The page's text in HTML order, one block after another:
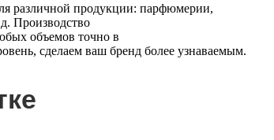
различной продукции: парфюмерии,
Производство
объемов точно в
сделаем ваш бренд более узнаваемым.